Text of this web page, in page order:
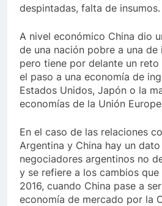
despintadas, falta de insumos.
A nivel económico China dio
de una nación pobre a una de
pero tiene por delante un reto
el paso a una economía de
Estados Unidos, Japón o la
economías de la Unión
En el caso de las relaciones
Argentina y China hay un
negociadores argentinos no
y se refiere a los cambios
2016, cuando China pase a
economía de mercado por la